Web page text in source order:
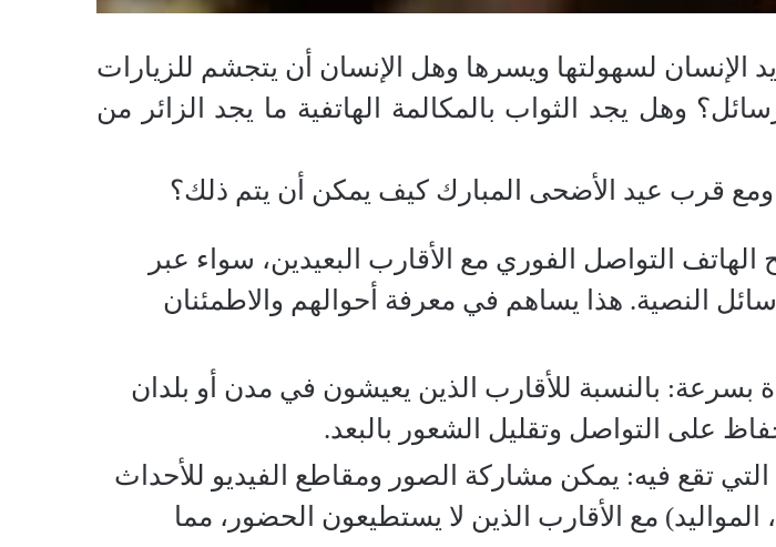
لسهولتها ويسرها وهل الإنسان أن يتجشم للزيارات
وهل يجد الثواب بالمكالمة الهاتفية ما يجد الزائر من
ومع قرب عيد الأضحى المبارك كيف يمكن أن يتم ذلك؟
التواصل الفوري مع الأقارب البعيدين، سواء عبر
النصية. هذا يساهم في معرفة أحوالهم والاطمئنان
بسرعة: بالنسبة للأقارب الذين يعيشون في مدن أو بلدان
على التواصل وتقليل الشعور بالبعد.
تقع فيه: يمكن مشاركة الصور ومقاطع الفيديو للأحداث
المواليد) مع الأقارب الذين لا يستطيعون الحضور، مما